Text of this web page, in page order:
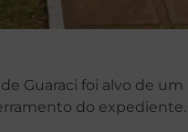
Guaraci foi alvo de
do expediente.